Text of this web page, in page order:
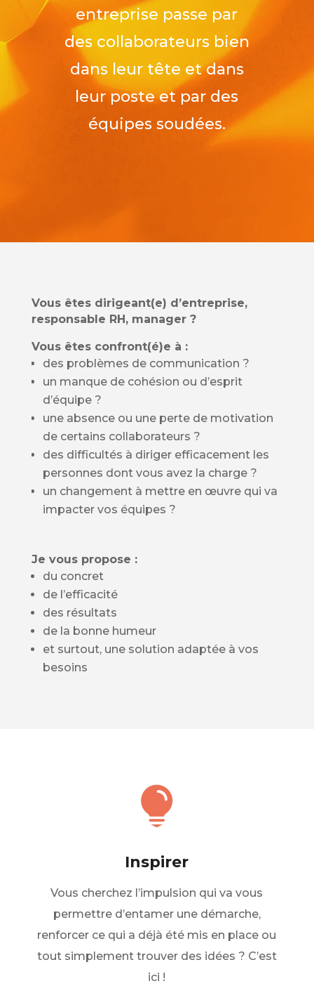
entreprise passe par
des collaborateurs bien
dans leur tête et dans
leur poste et par des
équipes soudées.
Vous êtes dirigeant(e) d’entreprise,
responsable RH, manager ?
Vous êtes confront(é)e à :
des problèmes de communication ?
un manque de cohésion ou d’esprit
d’équipe ?
une absence ou une perte de motivation
de certains collaborateurs ?
des difficultés à diriger efficacement les
personnes dont vous avez la charge ?
un changement à mettre en œuvre qui va
impacter vos équipes ?
Je vous propose :
du concret
de l’efficacité
des résultats
de la bonne humeur
et surtout, une solution adaptée à vos
besoins

Inspirer
Vous cherchez l’impulsion qui va vous
permettre d’entamer une démarche,
renforcer ce qui a déjà été mis en place ou
tout simplement trouver des idées ? C’est
ici !